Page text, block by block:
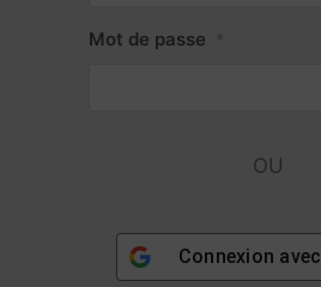
Mot de passe
OU
Connexion avec